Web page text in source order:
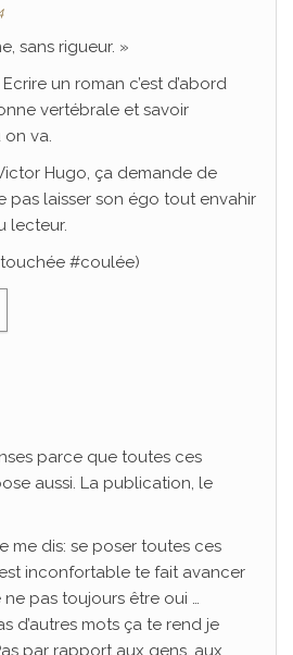
sans rigueur. »
un roman c’est d’abord
vertébrale et savoir
va.
Hugo, ça demande de
pas laisser son égo tout envahir
lecteur.
#coulée)
parce que toutes ces
aussi. La publication, le
me dis: se poser toutes ces
inconfortable te fait avancer
pas toujours être oui …
d’autres mots ça te rend je
par rapport aux gens, aux